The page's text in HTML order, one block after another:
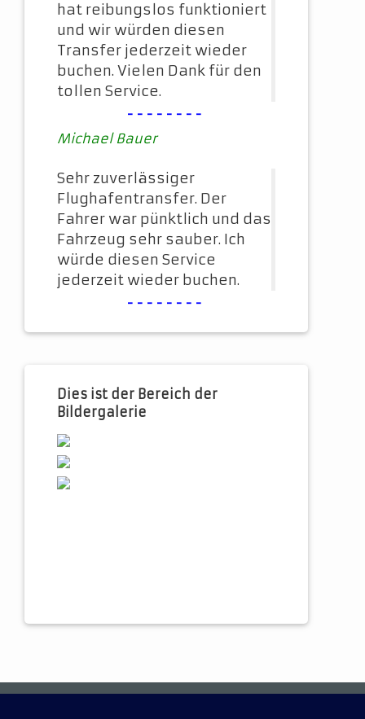
hat reibungslos funktioniert
und wir würden diesen
Transfer jederzeit wieder
buchen. Vielen Dank für den
tollen Service.
--------
Michael Bauer
Sehr zuverlässiger
Flughafentransfer. Der
Fahrer war pünktlich und das
Fahrzeug sehr sauber. Ich
würde diesen Service
jederzeit wieder buchen.
--------
Dies ist der Bereich der
Bildergalerie